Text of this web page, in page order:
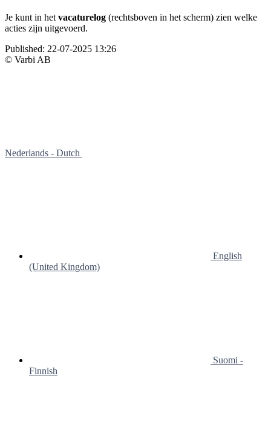
Je kunt in het vacaturelog (rechtsboven in het scherm) zien welke
acties zijn uitgevoerd.
Published: 22-07-2025 13:26
© Varbi AB
Nederlands - Dutch
English
(United Kingdom)
Suomi -
Finnish